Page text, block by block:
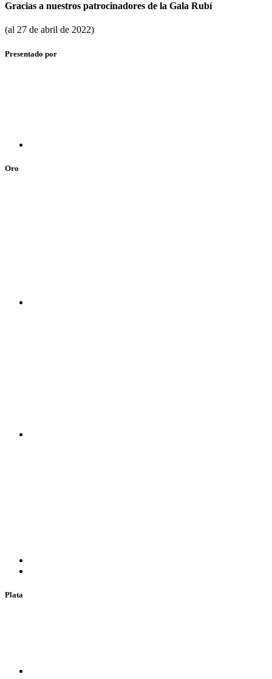
Gracias a nuestros patrocinadores de la Gala Rubí
(al 27 de abril de 2022)
Presentado por
Oro
Plata